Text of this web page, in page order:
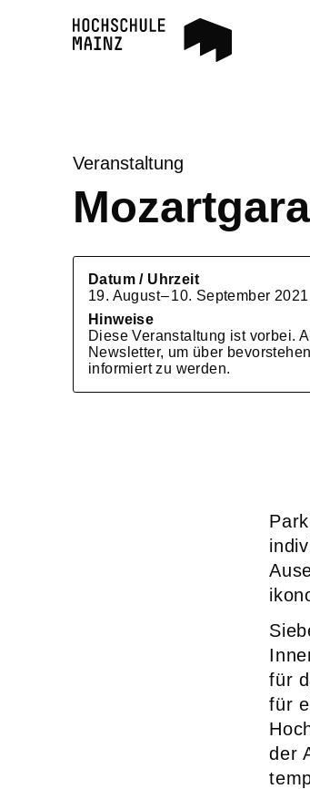
Veranstaltung
Datum / Uhrzeit
19. August–10. September 2021
Hinweise
Diese Veranstaltung ist vorbei.
Newsletter, um über
informiert zu werden.
für
für
der